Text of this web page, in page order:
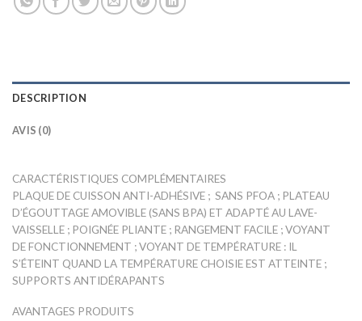
DESCRIPTION
AVIS (0)
CARACTÉRISTIQUES COMPLÉMENTAIRES
PLAQUE DE CUISSON ANTI-ADHÉSIVE ; SANS PFOA ; PLATEAU
D’ÉGOUTTAGE AMOVIBLE (SANS BPA) ET ADAPTÉ AU LAVE-
VAISSELLE ; POIGNÉE PLIANTE ; RANGEMENT FACILE ; VOYANT
DE FONCTIONNEMENT ; VOYANT DE TEMPÉRATURE : IL
S’ÉTEINT QUAND LA TEMPÉRATURE CHOISIE EST ATTEINTE ;
SUPPORTS ANTIDÉRAPANTS
AVANTAGES PRODUITS